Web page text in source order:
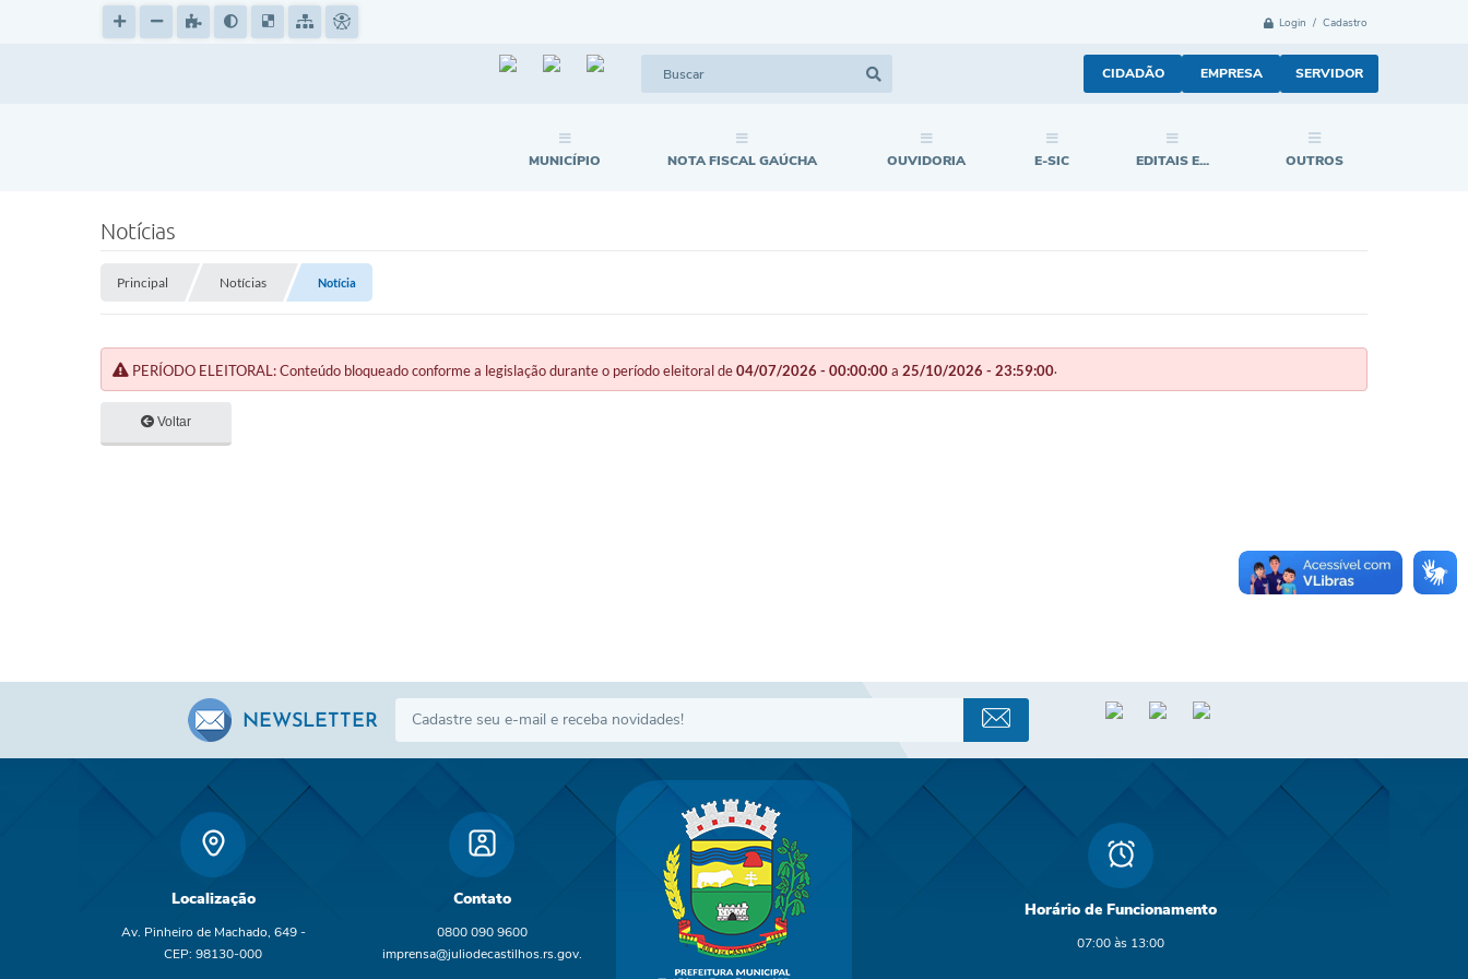
Login / Cadastro
CIDADÃO EMPRESA SERVIDOR
MUNICÍPIO NOTA FISCAL GAÚCHA OUVIDORIA E-SIC EDITAIS E... OUTROS
Notícias
Principal Notícias Notícia
PERÍODO ELEITORAL: Conteúdo bloqueado conforme a legislação durante o período eleitoral de04/07/2026 - 00:00:00a 25/10/2026 - 23:59:00.
Voltar
NEWSLETTER
Localização
Av. Pinheiro de Machado, 649 -
CEP: 98130-000
Contato
0800 090 9600
imprensa@juliodecastilhos.rs.gov.
Horário de Funcionamento
07:00 às 13:00